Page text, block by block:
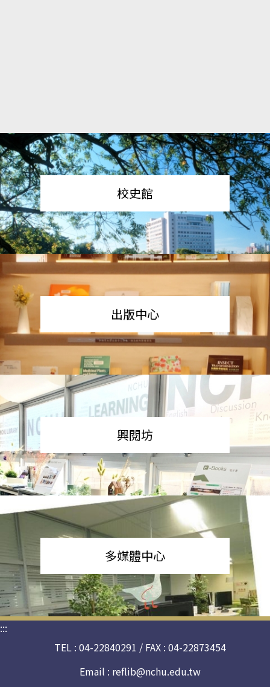
校史館
出版中心
興閱坊
多媒體中心
:::
TEL : 04-22840291 / FAX : 04-22873454
Email : reflib@nchu.edu.tw